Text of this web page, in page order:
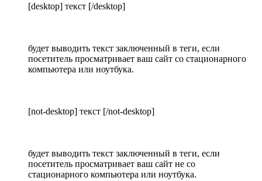
[desktop] текст [/desktop]
будет выводить текст заключенный в теги, если
посетитель просматривает ваш сайт со стационарного
компьютера или ноутбука.
[not-desktop] текст [/not-desktop]
будет выводить текст заключенный в теги, если
посетитель просматривает ваш сайт не со
стационарного компьютера или ноутбука.